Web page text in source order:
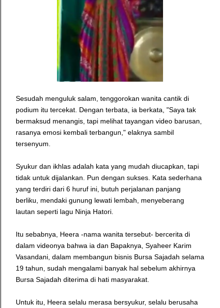
Sesudah menguluk salam, tenggorokan wanita cantik di
podium itu tercekat. Dengan terbata, ia berkata, "Saya tak
bermaksud menangis, tapi melihat tayangan video barusan,
rasanya emosi kembali terbangun," elaknya sambil
tersenyum.
Syukur dan ikhlas adalah kata yang mudah diucapkan, tapi
tidak untuk dijalankan. Pun dengan sukses. Kata sederhana
yang terdiri dari 6 huruf ini, butuh perjalanan panjang
berliku, mendaki gunung lewati lembah, menyeberang
lautan seperti lagu Ninja Hatori.
Itu sebabnya, Heera -nama wanita tersebut- bercerita di
dalam videonya bahwa ia dan Bapaknya, Syaheer Karim
Vasandani, dalam membangun bisnis Bursa Sajadah selama
19 tahun, sudah mengalami banyak hal sebelum akhirnya
Bursa Sajadah diterima di hati masyarakat.
Untuk itu, Heera selalu merasa bersyukur, selalu berusaha